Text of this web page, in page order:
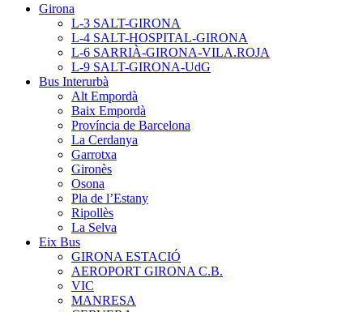
Girona
L-3 SALT-GIRONA
L-4 SALT-HOSPITAL-GIRONA
L-6 SARRIÀ-GIRONA-VILA.ROJA
L-9 SALT-GIRONA-UdG
Bus Interurbà
Alt Empordà
Baix Empordà
Província de Barcelona
La Cerdanya
Garrotxa
Gironès
Osona
Pla de l’Estany
Ripollès
La Selva
Eix Bus
GIRONA ESTACIÓ
AEROPORT GIRONA C.B.
VIC
MANRESA